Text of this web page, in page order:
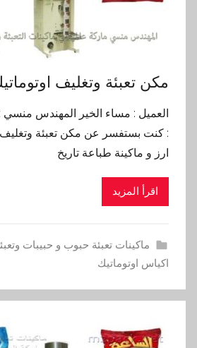
مكن تعبئة وتغليف
العميل : مساء الخير المهندس منسي
: كنت بستفسر عن مكن تعبئة وتغليف
ارز و ماكينة طباعة تاريخ
اقرأ المزيد
ماكينات تعبئة حبوب و حبيبات
اكياس اوتوماتيك